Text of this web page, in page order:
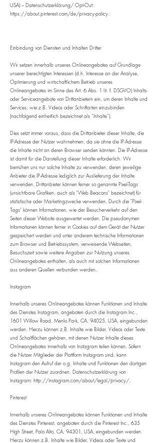
USA) – Datenschutzerklärung/ Opt-Out:
https://about.pinterest.com/de/privacy-policy.
Einbindung von Diensten und Inhalten Dritter
Wir setzen innerhalb unseres Onlineangebotes auf Grundlage
unserer berechtigten Interessen (d.h. Interesse an der Analyse,
Optimierung und wirtschaftlichem Betrieb unseres
Onlineangebotes im Sinne des Art. 6 Abs. 1 lit. f. DSGVO) Inhalts-
oder Serviceangebote von Drittanbietern ein, um deren Inhalte und
Services, wie z.B. Videos oder Schriftarten einzubinden
(nachfolgend einheitlich bezeichnet als “Inhalte”).
Dies setzt immer voraus, dass die Drittanbieter dieser Inhalte, die
IP-Adresse der Nutzer wahrnehmen, da sie ohne die IP-Adresse
die Inhalte nicht an deren Browser senden könnten. Die IP-Adresse
ist damit für die Darstellung dieser Inhalte erforderlich. Wir
bemühen uns nur solche Inhalte zu verwenden, deren jeweilige
Anbieter die IP-Adresse lediglich zur Auslieferung der Inhalte
verwenden. Drittanbieter können ferner so genannte Pixel-Tags
(unsichtbare Grafiken, auch als "Web Beacons" bezeichnet) für
statistische oder Marketingzwecke verwenden. Durch die "Pixel-
Tags" können Informationen, wie der Besucherverkehr auf den
Seiten dieser Website ausgewertet werden. Die pseudonymen
Informationen können ferner in Cookies auf dem Gerät der Nutzer
gespeichert werden und unter anderem technische Informationen
zum Browser und Betriebssystem, verweisende Webseiten,
Besuchszeit sowie weitere Angaben zur Nutzung unseres
Onlineangebotes enthalten, als auch mit solchen Informationen
aus anderen Quellen verbunden werden.
Instagram
Innerhalb unseres Onlineangebotes können Funktionen und Inhalte
des Dienstes Instagram, angeboten durch die Instagram Inc.,
1601 Willow Road, Menlo Park, CA, 94025, USA, eingebunden
werden. Hierzu können z.B. Inhalte wie Bilder, Videos oder Texte
und Schaltflächen gehören, mit denen Nutzer Inhalte dieses
Onlineangebotes innerhalb von Instagram teilen können. Sofern
die Nutzer Mitglieder der Plattform Instagram sind, kann
Instagram den Aufruf der o.g. Inhalte und Funktionen den dortigen
Profilen der Nutzer zuordnen. Datenschutzerklärung von
Instagram: http://instagram.com/about/legal/privacy/.
​Pinterest
Innerhalb unseres Onlineangebotes können Funktionen und Inhalte
des Dienstes Pinterest, angeboten durch die Pinterest Inc., 635
High Street, Palo Alto, CA, 94301, USA, eingebunden werden.
Hierzu können z.B. Inhalte wie Bilder, Videos oder Texte und